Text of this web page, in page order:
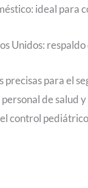
ideal para
Unidos:
precisas para el
de salud
control